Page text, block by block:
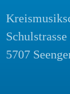
Schulstrasse
5707